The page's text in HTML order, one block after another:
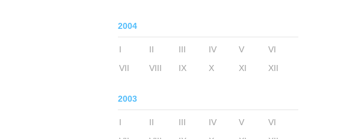
2004
I II III IV V
VI
VII
VIII IX X XI XII
2003
I II III IV V
VI